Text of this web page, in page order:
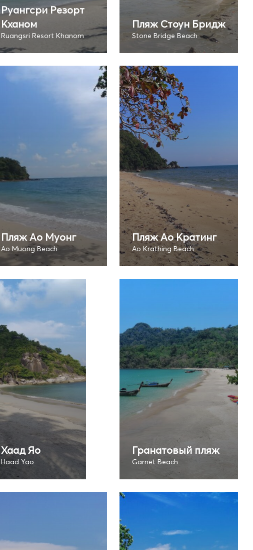
Руангсри Резорт
Кханом
Ruangsri Resort Khanom
Пляж Стоун Бридж
Stone Bridge Beach
Пляж Ао Муонг
Ao Muong Beach
Пляж Ао Кратинг
Ao Krathing Beach
Хаад Яо
Haad Yao
Гранатовый пляж
Garnet Beach